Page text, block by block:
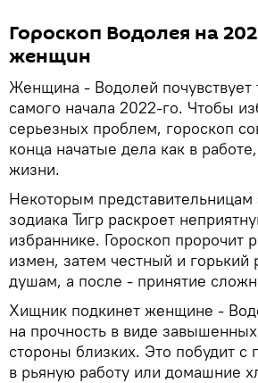
Гороскоп Водолея на
женщин
Женщина - Водолей почувствует
самого начала 2022-го. Чтобы
серьезных проблем, гороскоп
конца начатые дела как в
жизни.
Некоторым представительницам
зодиака Тигр раскроет
избраннике. Гороскоп пророчит
измен, затем честный и горький
душам, а после - принятие
Хищник подкинет женщине -
на прочность в виде
стороны близких. Это побудит с
в рьяную работу или домашние